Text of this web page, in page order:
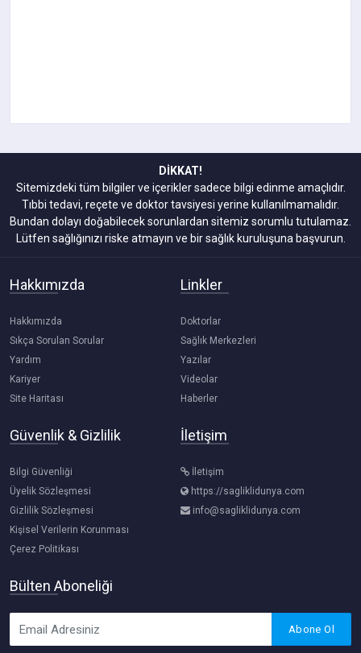
DİKKAT!
Sitemizdeki tüm bilgiler ve içerikler sadece bilgi edinme amaçlıdır.
Tıbbi tedavi, reçete ve doktor tavsiyesi yerine kullanılmamalıdır.
Bundan dolayı doğabilecek sorunlardan sitemiz sorumlu tutulamaz.
Lütfen sağlığınızı riske atmayın ve bir sağlık kuruluşuna başvurun.
Hakkımızda
Hakkımızda
Sıkça Sorulan Sorular
Yardım
Kariyer
Site Haritası
Linkler
Doktorlar
Sağlık Merkezleri
Yazılar
Videolar
Haberler
Güvenlik & Gizlilik
Bilgi Güvenliği
Üyelik Sözleşmesi
Gizlilik Sözleşmesi
Kişisel Verilerin Korunması
Çerez Politikası
İletişim
İletişim
https://sagliklidunya.com
info@sagliklidunya.com
Bülten Aboneliği
Abone Ol